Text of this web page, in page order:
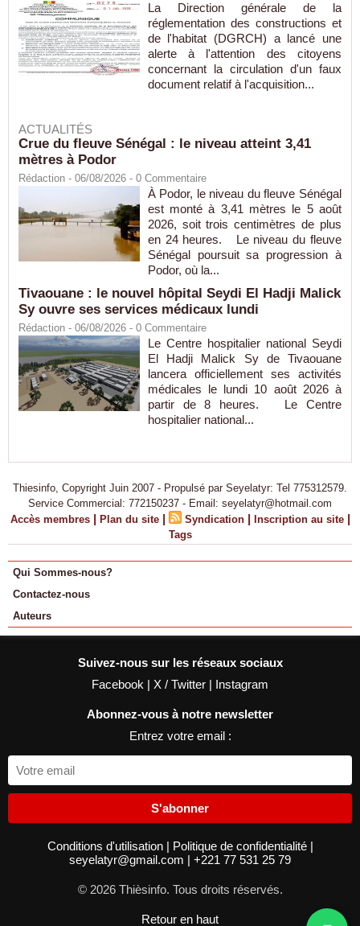
La Direction générale de la
réglementation des constructions et
de l'habitat (DGRCH) a lancé une
alerte à l'attention des citoyens
concernant la circulation d'un faux
document relatif à l'acquisition...
ACTUALITÉS
Crue du fleuve Sénégal : le niveau atteint 3,41
mètres à Podor
Rédaction - 06/08/2026 - 0 Commentaire
À Podor, le niveau du fleuve Sénégal
est monté à 3,41 mètres le 5 août
2026, soit trois centimètres de plus
en 24 heures. Le niveau du fleuve
Sénégal poursuit sa progression à
Podor, où la...
Tivaouane : le nouvel hôpital Seydi El Hadji Malick
Sy ouvre ses services médicaux lundi
Rédaction - 06/08/2026 - 0 Commentaire
Le Centre hospitalier national Seydi
El Hadji Malick Sy de Tivaouane
lancera officiellement ses activités
médicales le lundi 10 août 2026 à
partir de 8 heures. Le Centre
hospitalier national...
Thiesinfo, Copyright Juin 2007 - Propulsé par Seyelatyr: Tel 775312579.
Service Commercial: 772150237 - Email: seyelatyr@hotmail.com
Accès membres | Plan du site | Syndication | Inscription au site |
Tags
Qui Sommes-nous?
Contactez-nous
Auteurs
Suivez-nous sur les réseaux sociaux
Facebook | X / Twitter | Instagram
Abonnez-vous à notre newsletter
Entrez votre email :
S'abonner
Conditions d'utilisation | Politique de confidentialité |
seyelatyr@gmail.com | +221 77 531 25 79
© 2026 Thièsinfo. Tous droits réservés.
Retour en haut